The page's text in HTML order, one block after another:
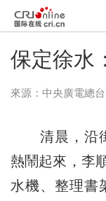
保定徐水
來源：中央廣電總
清晨，沿街
熱鬧起來，李
水機、整理書